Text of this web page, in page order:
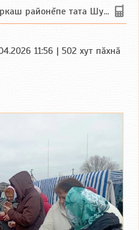
районĕнчи Ишлей тăрăхĕпе сутатăп. Ха...
11:56 | 502 хут пӑхнӑ